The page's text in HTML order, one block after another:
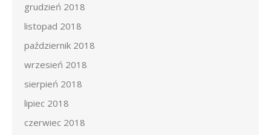
grudzień 2018
listopad 2018
październik 2018
wrzesień 2018
sierpień 2018
lipiec 2018
czerwiec 2018